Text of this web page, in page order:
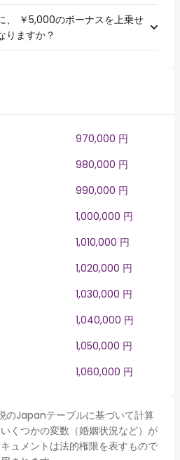
、 ￥5,000のボーナスを上乗せ
りますか？
970,000 円
980,000 円
990,000 円
1,000,000 円
1,010,000 円
1,020,000 円
1,030,000 円
1,040,000 円
1,050,000 円
1,060,000 円
のJapanテーブルに基づいて計算
くつかの変数（婚姻状況など）が
ュメントは法的権限を表すもので